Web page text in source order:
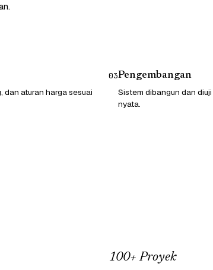
dan aturan harga sesuai
03Pengembangan
Sistem dibangun dan
nyata.
100+ Proyek